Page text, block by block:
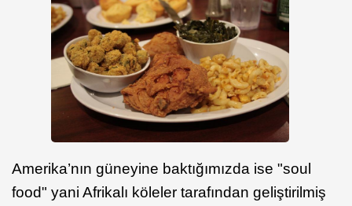
Amerika’nın güneyine baktığımızda ise "soul
food" yani Afrikalı köleler tarafından geliştirilmiş